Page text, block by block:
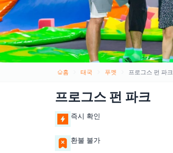
홈 태국 푸껫 프로그스 펀 파크
프로그스 펀 파크
즉시 확인
환불 불가